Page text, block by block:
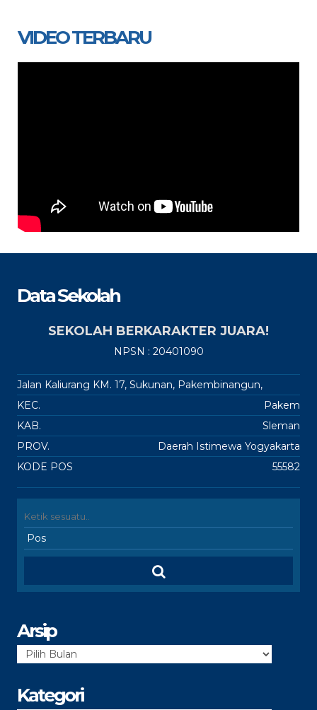
VIDEO TERBARU
Data Sekolah
SEKOLAH BERKARAKTER JUARA!
NPSN : 20401090
Jalan Kaliurang KM. 17, Sukunan, Pakembinangun,
KEC.
Pakem
KAB.
Sleman
PROV.
Daerah Istimewa Yogyakarta
KODE POS
55582
Arsip
Arsip
Kategori